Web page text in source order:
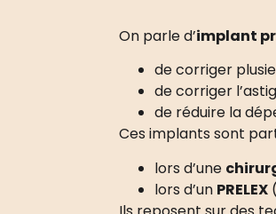
On parle d’implant
de corriger
de corriger
de réduire la
Ces implants sont
lors d’une
lors d’un PRELEX